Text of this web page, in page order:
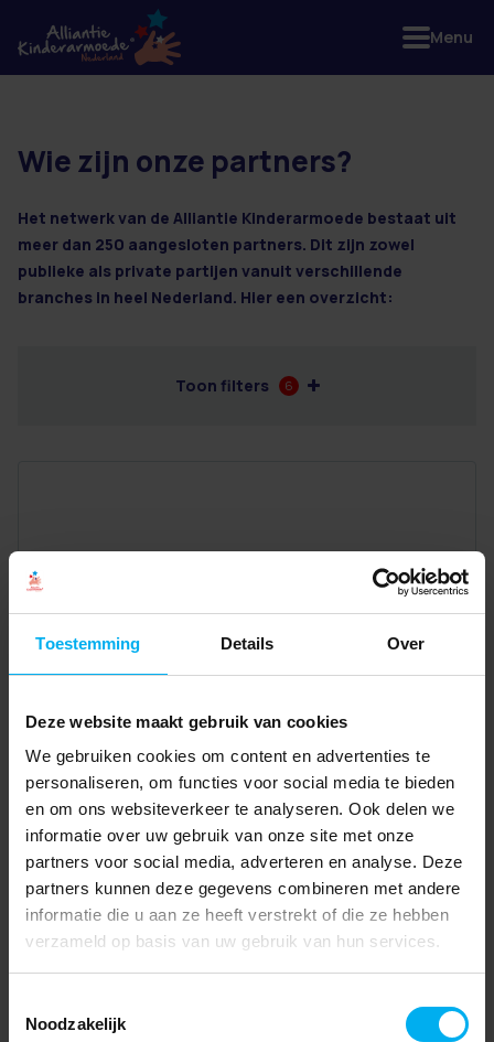
Toestemming Details Over
Deze website maakt gebruik van cookies
We gebruiken cookies om content en advertenties te
personaliseren, om functies voor social media te bieden
en om ons websiteverkeer te analyseren. Ook delen we
informatie over uw gebruik van onze site met onze
partners voor social media, adverteren en analyse. Deze
partners kunnen deze gegevens combineren met andere
informatie die u aan ze heeft verstrekt of die ze hebben
verzameld op basis van uw gebruik van hun services.
Noodzakelijk
2 resultaten
Wie zijn onze partners?
Het netwerk van de Alliantie Kinderarmoede bestaat uit
meer dan 250 aangesloten partners. Dit zijn zowel
publieke als private partijen vanuit verschillende
branches in heel Nederland. Hier een overzicht:
Toon filters 6
Menu